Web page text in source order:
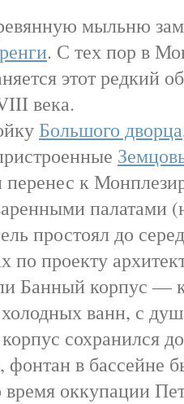
мыльню
. С тех пор в
этот редкий
века.
Большого дворца
к
палатами
простоял до
по проекту
Банный корпус —
ванн, с
сохранился
фонтан в бассейне
оккупации